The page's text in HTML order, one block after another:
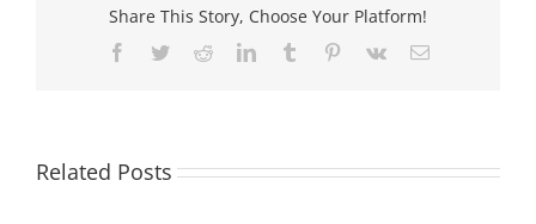
Share This Story, Choose Your Platform!
Facebook
TwitterRedditLinkedInTumblr Pinterest
Vk Email
Related Posts